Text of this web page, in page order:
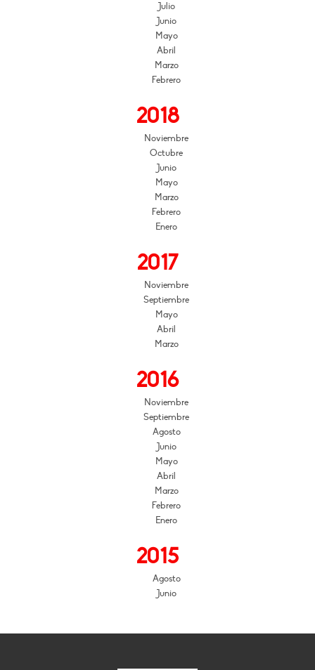
Julio
Junio
Mayo
Abril
Marzo
Febrero
2018
Noviembre
Octubre
Junio
Mayo
Marzo
Febrero
Enero
2017
Noviembre
Septiembre
Mayo
Abril
Marzo
2016
Noviembre
Septiembre
Agosto
Junio
Mayo
Abril
Marzo
Febrero
Enero
2015
Agosto
Junio